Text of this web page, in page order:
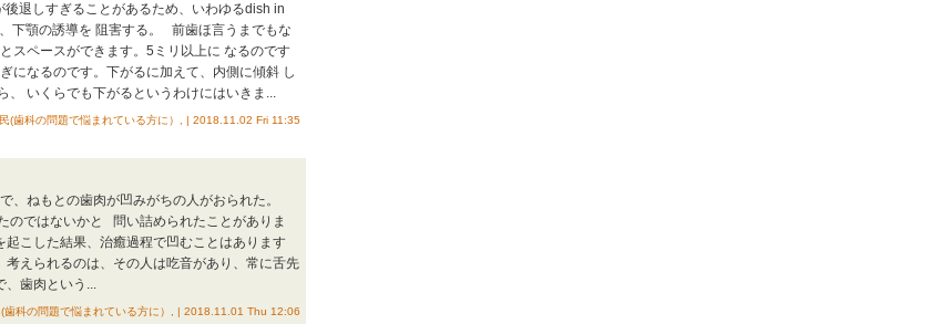
退しすぎることがあるため、いわゆるdish in
下顎の誘導を 阻害する。 前歯ほ言うまでもな
スペースができます。5ミリ以上に なるのです
になるのです。下がるに加えて、内側に傾斜 し
、 いくらでも下がるというわけにはいきま...
(歯科の問題で悩まれている方に）, | 2018.11.02 Fri 11:35
、ねもとの歯肉が凹みがちの人がおられた。
のではないかと 問い詰められたことがありま
こした結果、治癒過程で凹むことはあります
えられるのは、その人は吃音があり、常に舌先
、歯肉という...
歯科の問題で悩まれている方に）, | 2018.11.01 Thu 12:06